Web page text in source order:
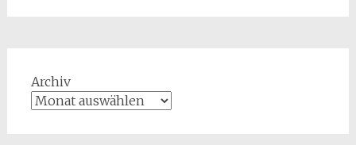
Archiv